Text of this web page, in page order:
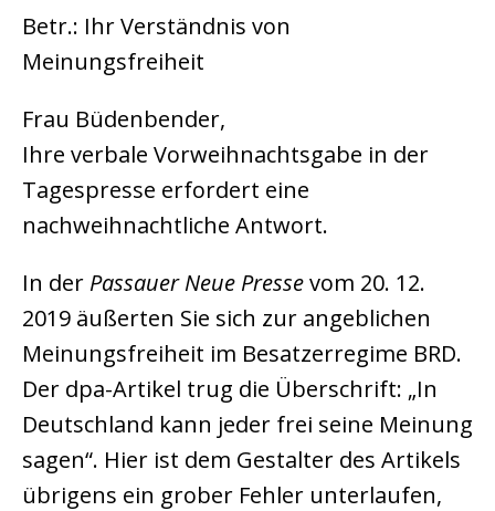
Betr.: Ihr Verständnis von
Meinungsfreiheit
Frau Büdenbender,
Ihre verbale Vorweihnachtsgabe in der
Tagespresse erfordert eine
nachweihnachtliche Antwort.
In der Passauer Neue Pressevom 20. 12.
2019 äußerten Sie sich zur angeblichen
Meinungsfreiheit im Besatzerregime BRD.
Der dpa-Artikel trug die Überschrift: „In
Deutschland kann jeder frei seine Meinung
sagen“. Hier ist dem Gestalter des Artikels
übrigens ein grober Fehler unterlaufen,